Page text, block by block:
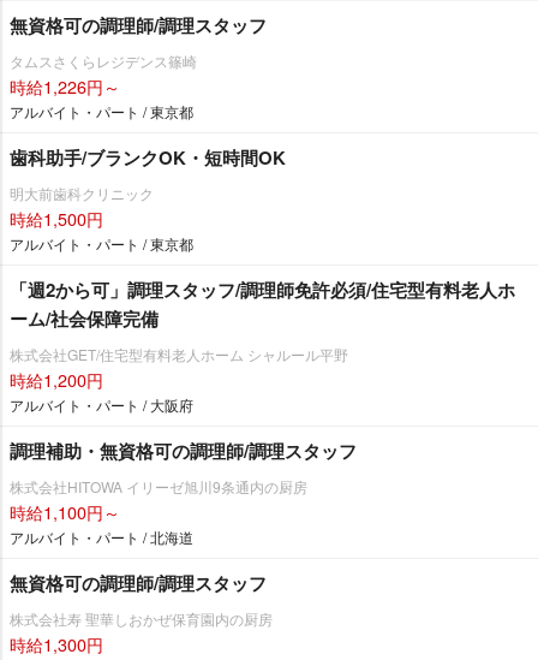
無資格可の調理師/調理スタッフ
タムスさくらレジデンス篠崎
時給1,226円～
アルバイト・パート / 東京都
歯科助手/ブランクOK・短時間OK
明大前歯科クリニック
時給1,500円
アルバイト・パート / 東京都
「週2から可」調理スタッフ/調理師免許必須/住宅型有料老人ホ
ーム/社会保障完備
株式会社GET/住宅型有料老人ホーム シャルール平野
時給1,200円
アルバイト・パート / 大阪府
調理補助・無資格可の調理師/調理スタッフ
株式会社HITOWA イリーゼ旭川9条通内の厨房
時給1,100円～
アルバイト・パート / 北海道
無資格可の調理師/調理スタッフ
株式会社寿 聖華しおかぜ保育園内の厨房
時給1,300円